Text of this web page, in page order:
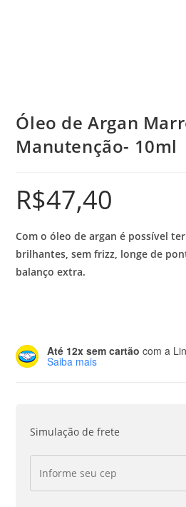
Óleo de Argan
Manutenção- 10ml
R$47,40
Com o óleo de argan é possível
brilhantes, sem frizz, longe de
balanço extra.
Até 12x sem cartão com a
Saiba mais
Simulação de frete